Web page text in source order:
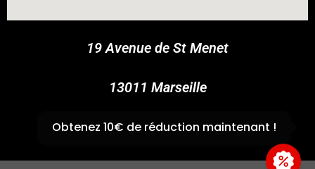
19 Avenue de St Menet
13011 Marseille
✆04 91 44 45 46
Obtenez 10€ de réduction maintenant !